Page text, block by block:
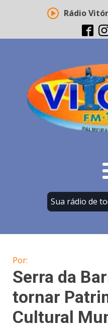
Rádio
Sua rádio de
Por:
Serra da
tornar
Cultural